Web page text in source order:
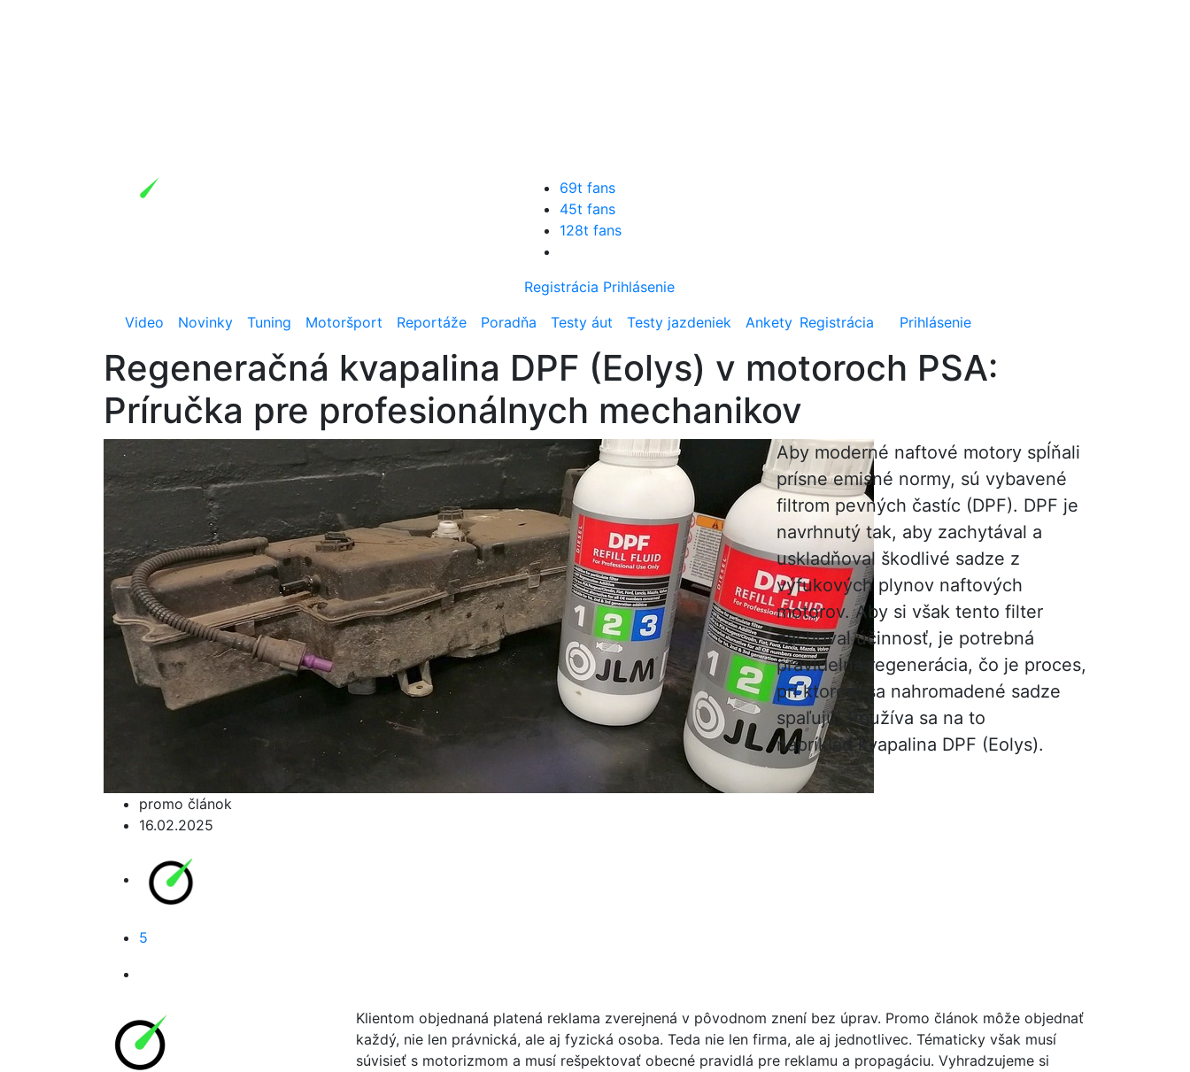
69t fans
45t fans
128t fans
Registrácia Prihlásenie
Video
Novinky Tuning Motoršport Reportáže Poradňa Testy áut Testy jazdeniek Ankety Registrácia Prihlásenie
Regeneračná kvapalina DPF (Eolys) v motoroch PSA:
Príručka pre profesionálnych mechanikov
promo článok
16.02.2025
5
Aby moderné naftové motory spĺňali
prísne emisné normy, sú vybavené
filtrom pevných častíc (DPF). DPF je
navrhnutý tak, aby zachytával a
uskladňoval škodlivé sadze z
výfukových plynov naftových
motorov. Aby si však tento filter
zachoval účinnosť, je potrebná
pravidelná regenerácia, čo je proces,
pri ktorom sa nahromadené sadze
spaľujú. Používa sa na to
napríklad kvapalina DPF (Eolys).
Klientom objednaná platená reklama zverejnená v pôvodnom znení bez úprav. Promo článok môže objednať
každý, nie len právnická, ale aj fyzická osoba. Teda nie len firma, ale aj jednotlivec. Tématicky však musí
súvisieť s motorizmom a musí rešpektovať obecné pravidlá pre reklamu a propagáciu. Vyhradzujeme si